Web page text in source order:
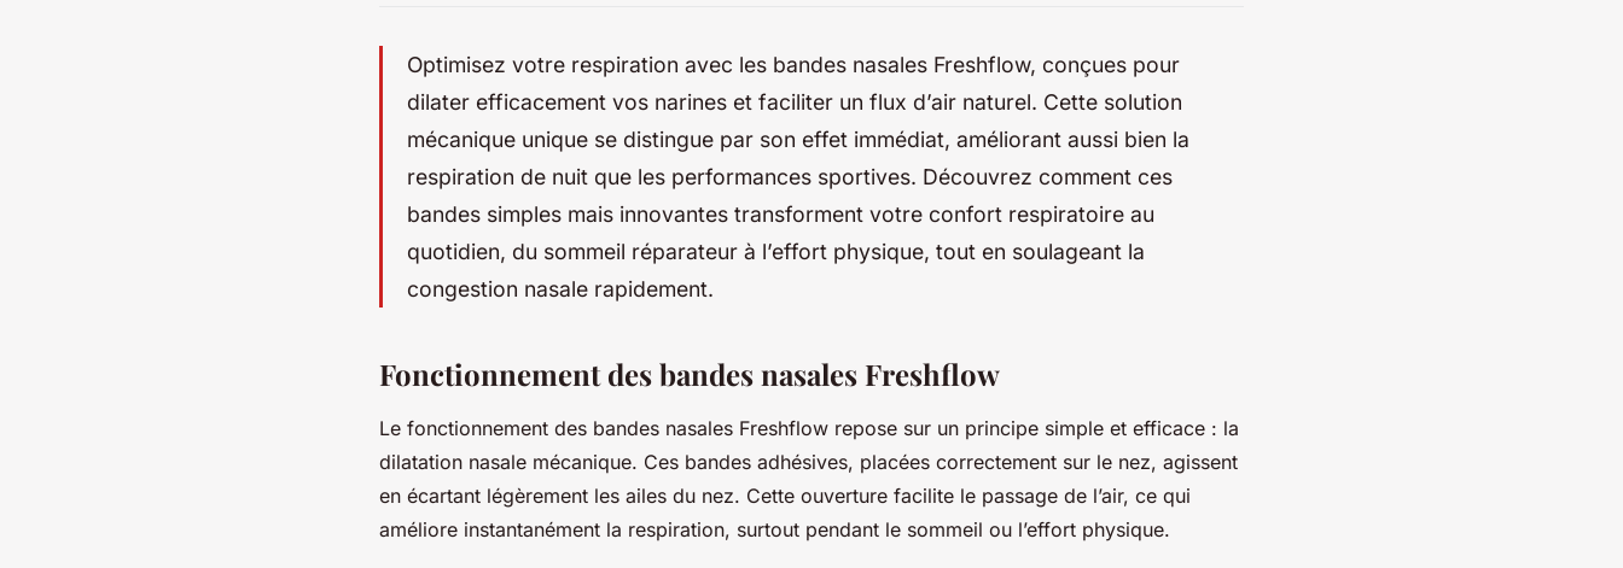
Optimisez votre respiration avec les bandes nasales Freshflow, conçues pour
dilater efficacement vos narines et faciliter un flux d’air naturel. Cette solution
mécanique unique se distingue par son effet immédiat, améliorant aussi bien la
respiration de nuit que les performances sportives. Découvrez comment ces
bandes simples mais innovantes transforment votre confort respiratoire au
quotidien, du sommeil réparateur à l’effort physique, tout en soulageant la
congestion nasale rapidement.
Fonctionnement des bandes nasales Freshflow
Le fonctionnement des bandes nasales Freshflow repose sur un principe simple et efficace : la
dilatation nasale mécanique. Ces bandes adhésives, placées correctement sur le nez, agissent
en écartant légèrement les ailes du nez. Cette ouverture facilite le passage de l’air, ce qui
améliore instantanément la respiration, surtout pendant le sommeil ou l’effort physique.